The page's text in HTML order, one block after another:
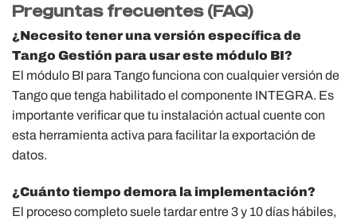
Preguntas frecuentes (FAQ)
¿Necesito tener una versión específica de
Tango Gestión para usar este módulo BI?
El módulo BI para Tango funciona con cualquier versión de
Tango que tenga habilitado el componente INTEGRA. Es
importante verificar que tu instalación actual cuente con
esta herramienta activa para facilitar la exportación de
datos.
¿Cuánto tiempo demora la implementación?
El proceso completo suele tardar entre 3 y 10 días hábiles,